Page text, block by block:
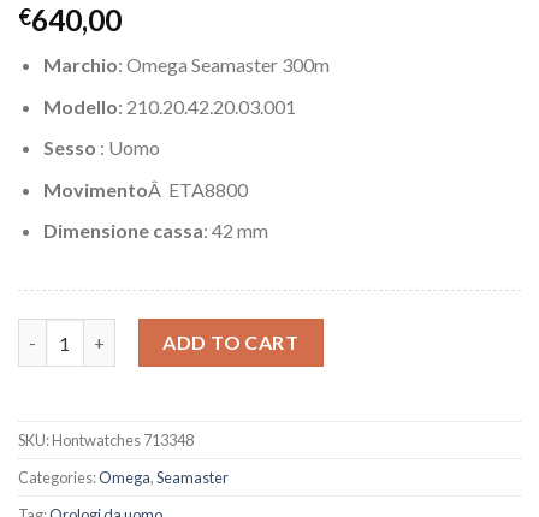
€640,00
Marchio: Omega Seamaster 300m
Modello: 210.20.42.20.03.001
Sesso : Uomo
MovimentoÂ ETA8800
Dimensione cassa: 42 mm
ADD TO CART
SKU:Hontwatches 713348
Categories:Omega,Seamaster